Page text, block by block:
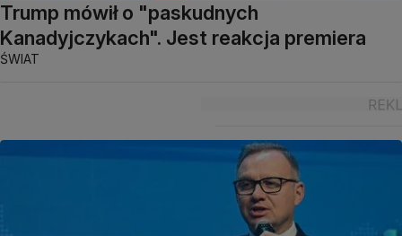
Trump mówił o "paskudnych
Kanadyjczykach". Jest reakcja premiera
ŚWIAT